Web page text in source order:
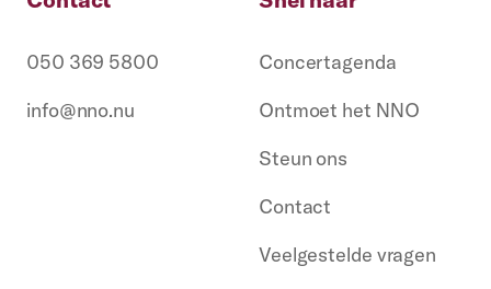
050 369 5800
info@nno.nu
Concertagenda
Ontmoet het NNO
Steun ons
Contact
Veelgestelde vragen